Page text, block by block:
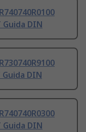
Guida DIN
Guida DIN
Guida DIN